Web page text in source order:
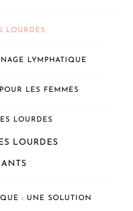
LOURDES
LYMPHATIQUE
LES FEMMES
LOURDES
LOURDES
: UNE SOLUTION